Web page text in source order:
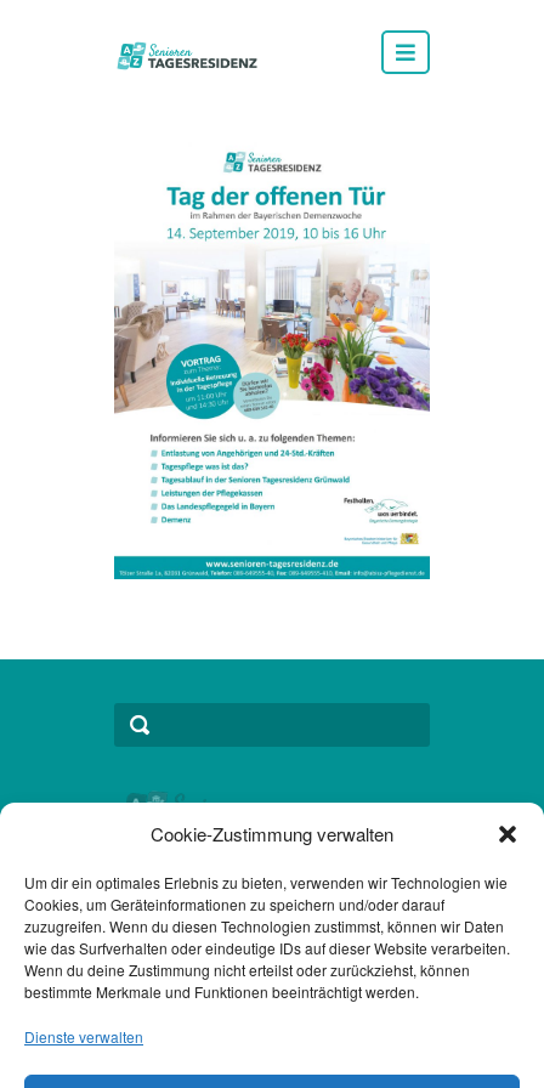
Cookie-Zustimmung verwalten
Um dir ein optimales Erlebnis zu bieten, verwenden wir Technologien wie
Cookies, um Geräteinformationen zu speichern und/oder darauf
zuzugreifen. Wenn du diesen Technologien zustimmst, können wir Daten
wie das Surfverhalten oder eindeutige IDs auf dieser Website verarbeiten.
Wenn du deine Zustimmung nicht erteilst oder zurückziehst, können
bestimmte Merkmale und Funktionen beeinträchtigt werden.
Dienste verwalten
Kontakt
Datenschutzerklärung DSGVO
Impressum